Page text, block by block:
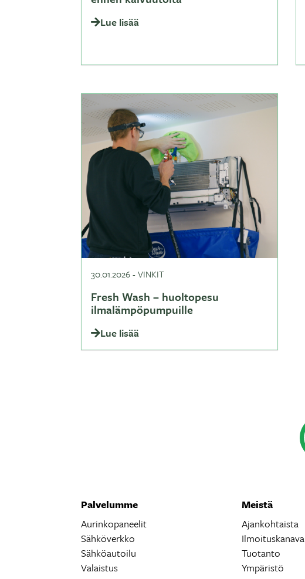
Lue lisää
30.01.2026-VINKIT
Fresh Wash – huoltopesu
ilmalämpöpumpuille
Lue lisää
Palvelumme
Aurinkopaneelit
Sähköverkko
Sähköautoilu
Valaistus
Meistä
Ajankohtaista
Ilmoituskanava
Tuotanto
Ympäristö